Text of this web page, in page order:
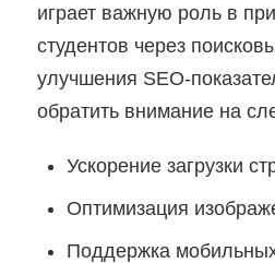
играет важную роль в
студентов через
улучшения SEO-
обратить внимание на
Ускорение загрузки
Оптимизация
Поддержка